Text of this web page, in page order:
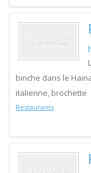
binche dans le
italienne, brochette
Restaurants